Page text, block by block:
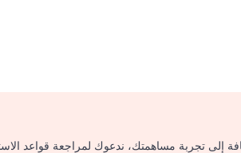
إلى تجربة مساهمتك، ندعوك لمراجعة قواعد